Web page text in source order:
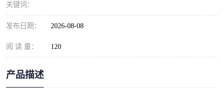
关键词：
发布日期： 2026-08-08
阅 读 量： 120
产品描述